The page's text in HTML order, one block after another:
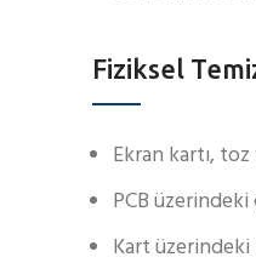
Fiziksel
Ekran kartı,
PCB
Kart üzerindeki